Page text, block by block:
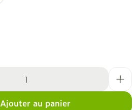
Ajouter au panier